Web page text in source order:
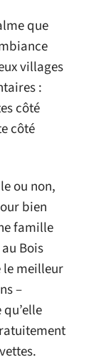
que
villages
:
côté
côté
ou non,
bien
famille
Bois
le meilleur
–